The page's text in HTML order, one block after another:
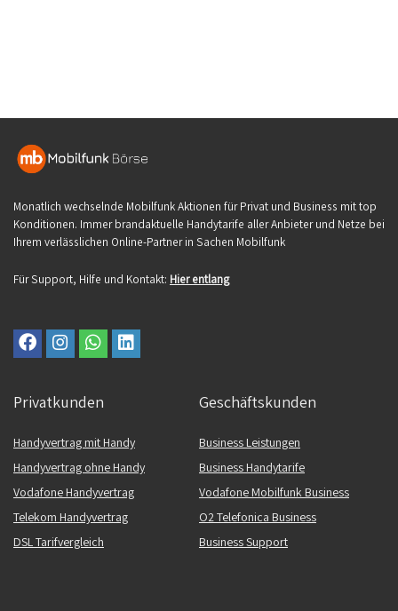
Monatlich wechselnde Mobilfunk Aktionen für Privat und Business mit top
Konditionen. Immer brandaktuelle Handytarife aller Anbieter und Netze bei
Ihrem verlässlichen Online-Partner in Sachen Mobilfunk
Für Support, Hilfe und Kontakt: Hier entlang
Privatkunden
Handyvertrag mit Handy
Handyvertrag ohne Handy
Vodafone Handyvertrag
Telekom Handyvertrag
DSL Tarifvergleich
Geschäftskunden
Business Leistungen
Business Handytarife
Vodafone Mobilfunk Business
O2 Telefonica Business
Business Support